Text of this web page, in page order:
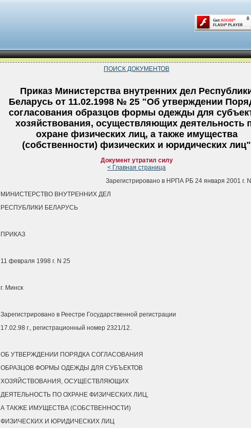
ПОИСК ДОКУМЕНТОВ
Приказ Министерства внутренних дел
Беларусь от 11.02.1998 № 25 "Об утверждении
согласования образцов формы одежды для
хозяйствования, осуществляющих деятельность
охране физических лиц, а также имущества
(собственности) физических и юридических лиц"
Документ утратил силу
< Главная страница
Зарегистрировано в НРПА РБ 24 января 2001 г.
МИНИСТЕРСТВО ВНУТРЕННИХ ДЕЛ
РЕСПУБЛИКИ БЕЛАРУСЬ
ПРИКАЗ
11 февраля 1998 г. N 25
г. Минск
Зарегистрировано в Реестре Государственной регистрации
17.02.98 г., регистрационный номер 2321/12.
ОБ УТВЕРЖДЕНИИ ПОРЯДКА СОГЛАСОВАНИЯ
ОБРАЗЦОВ ФОРМЫ ОДЕЖДЫ ДЛЯ СУБЪЕКТОВ
ХОЗЯЙСТВОВАНИЯ, ОСУЩЕСТВЛЯЮЩИХ
ДЕЯТЕЛЬНОСТЬ ПО ОХРАНЕ ФИЗИЧЕСКИХ ЛИЦ,
А ТАКЖЕ ИМУЩЕСТВА (СОБСТВЕННОСТИ)
ФИЗИЧЕСКИХ И ЮРИДИЧЕСКИХ ЛИЦ